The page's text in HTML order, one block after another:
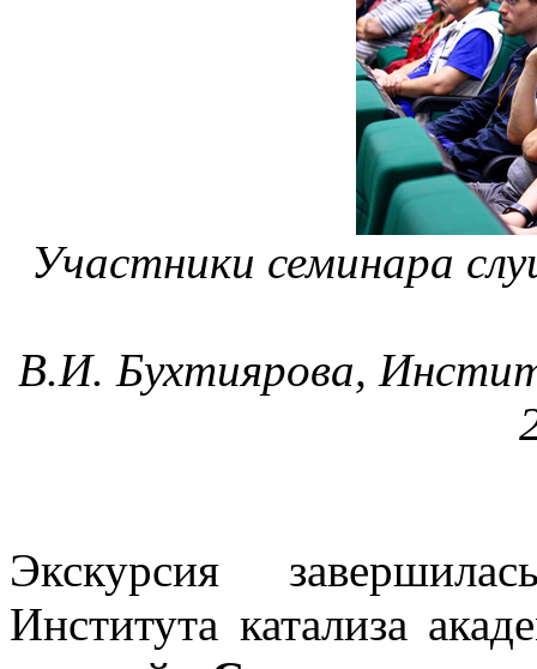
Участники семинара
В.И. Бухтиярова,
Экскурсия
Института катализа